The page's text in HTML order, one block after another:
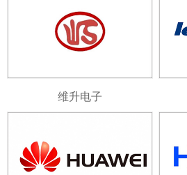
维升电子